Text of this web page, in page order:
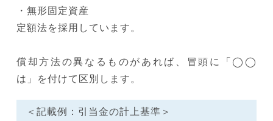
・無形固定資産
定額法を採用しています。
償却方法の異なるものがあれば、冒頭に「◯◯
は」を付けて区別します。
＜記載例：引当金の計上基準＞